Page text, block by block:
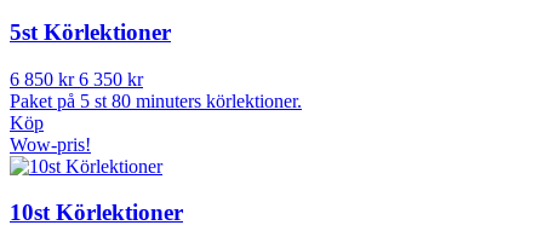
5st Körlektioner
6 850 kr6 350 kr
Paket på 5 st 80 minuters körlektioner.
Köp
Wow-pris!
10st Körlektioner